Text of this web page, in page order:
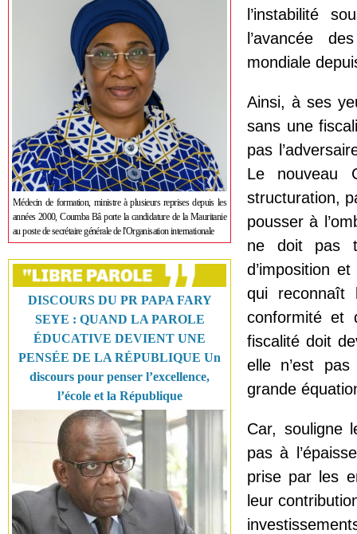
Médecin de formation, ministre à plusieurs reprises depuis les
années 2000, Coumba Bâ porte la candidature de la Mauritanie
au poste de secrétaire générale de l'Organisation internationale
DISCOURS DU PR PAPA FARY
SEYE : QUAND LA PAROLE
ÉDUCATIVE DEVIENT UNE
PENSÉE DE LA RÉPUBLIQUE Un
discours pour penser l’excellence,
l’école et la République
l’instabilité
l’avancée
mondiale
Ainsi, à ses
sans une
pas
Le nouveau
structuration,
pousser à
ne doit pas
d’imposition
qui reconnaît
conformité et
fiscalité doit
elle n’est
grande
Car, souligne
pas à
prise par les
leur